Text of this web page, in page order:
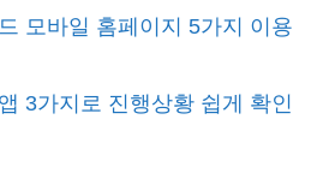
모바일 홈페이지 5가지 이용
3가지로 진행상황 쉽게 확인